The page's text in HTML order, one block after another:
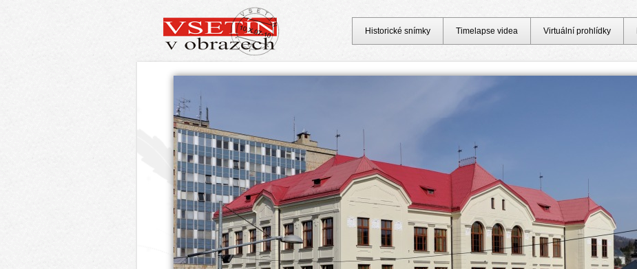
Historické snímky Timelapse videa Virtuální prohlídky